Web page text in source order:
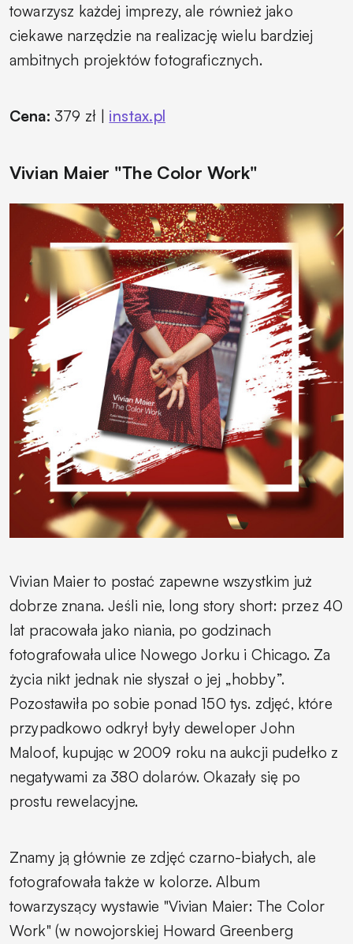
towarzysz każdej imprezy, ale również jako
ciekawe narzędzie na realizację wielu bardziej
ambitnych projektów fotograficznych.
Cena: 379 zł | instax.pl
Vivian Maier "The Color Work"
Vivian Maier to postać zapewne wszystkim już
dobrze znana. Jeśli nie, long story short: przez 40
lat pracowała jako niania, po godzinach
fotografowała ulice Nowego Jorku i Chicago. Za
życia nikt jednak nie słyszał o jej „hobby”.
Pozostawiła po sobie ponad 150 tys. zdjęć, które
przypadkowo odkrył były deweloper John
Maloof, kupując w 2009 roku na aukcji pudełko z
negatywami za 380 dolarów. Okazały się po
prostu rewelacyjne.
Znamy ją głównie ze zdjęć czarno-białych, ale
fotografowała także w kolorze. Album
towarzyszący wystawie "Vivian Maier: The Color
Work" (w nowojorskiej Howard Greenberg